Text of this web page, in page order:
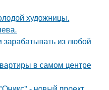
художницы.
зарабатывать из любой
в самом центре